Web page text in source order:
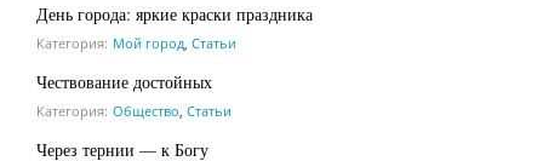
День города: яркие краски праздника
Категория: Мой город Статьи
Чествование достойных
Категория: Общество Статьи
Через тернии — к Богу